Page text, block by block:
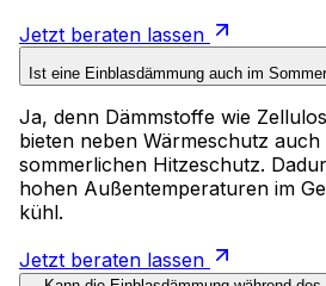
Jetzt beraten lassen
Ist eine Einblasdämmung auch im
Ja, denn Dämmstoffe wie
bieten neben Wärmeschutz
sommerlichen Hitzeschutz.
hohen Außentemperaturen im
kühl.
Jetzt beraten lassen